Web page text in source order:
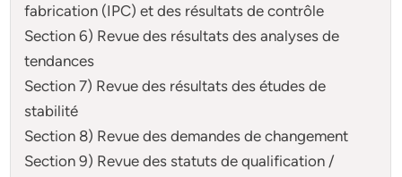
fabrication (IPC) et des résultats de contrôle
Section 6) Revue des résultats des analyses de
tendances
Section 7) Revue des résultats des études de
stabilité
Section 8) Revue des demandes de changement
Section 9) Revue des statuts de qualification /